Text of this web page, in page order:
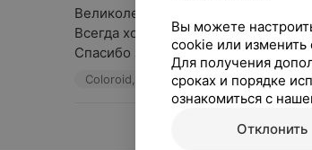
Великолепное настроение после
Всегда хожу к мастеру Алине.
Спасибо за профессионализм,
Coloroid, ул. Тимирязева, 28
Вы можете
cookie или изменить
Для получения
сроках и порядке
ознакомиться с
Отклонить